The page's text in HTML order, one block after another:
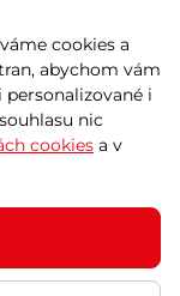
Kariéra
vystavit
daně online; v
cookies a
abychom vám
i
nic
cookies a v